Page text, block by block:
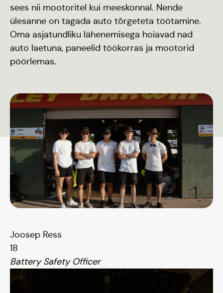
sees nii mootoritel kui meeskonnal. Nende
ülesanne on tagada auto tõrgeteta töötamine.
Oma asjatundliku lähenemisega hoiavad nad
auto laetuna, paneelid töökorras ja mootorid
pöörlemas.
Joosep Ress
18
Battery Safety Officer